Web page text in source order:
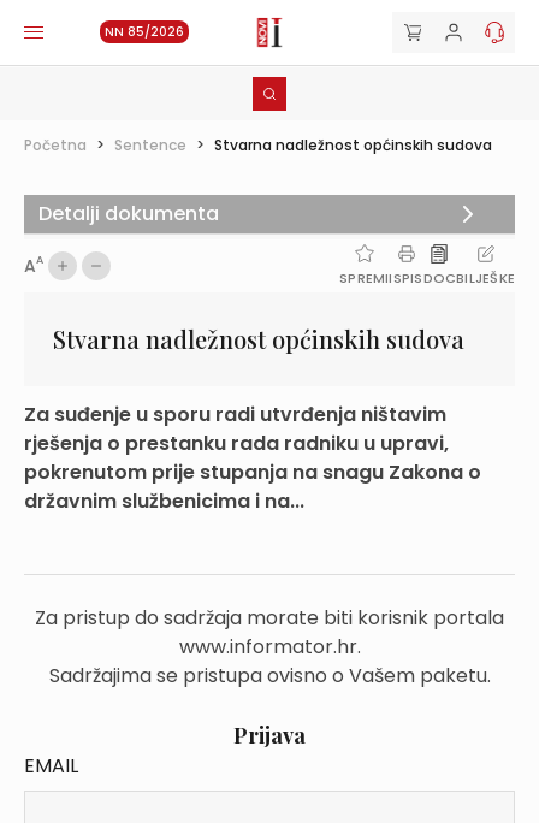
NN 85/2026
Početna > Sentence > Stvarna nadležnost općinskih sudova
AA
SPREMIISPISDOCBILJEŠKE
Stvarna nadležnost općinskih sudova
Za suđenje u sporu radi utvrđenja ništavim
rješenja o prestanku rada radniku u upravi,
pokrenutom prije stupanja na snagu Zakona o
državnim službenicima i na...
Za pristup do sadržaja morate biti korisnik portala
www.informator.hr.
Sadržajima se pristupa ovisno o Vašem paketu.
Prijava
EMAIL
Detalji dokumenta